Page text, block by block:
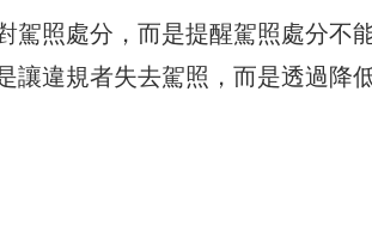
駕照處分，而是提醒駕照處分不
讓違規者失去駕照，而是透過降